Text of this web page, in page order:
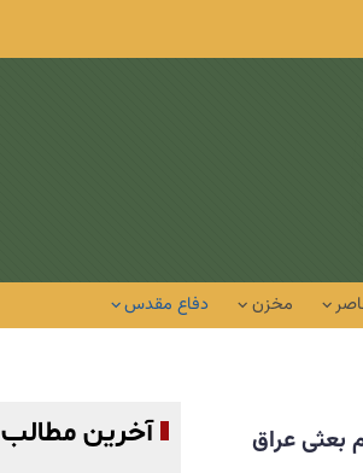
مخزن دفاع مقدس
بعثی عراق
آخرین مطالب